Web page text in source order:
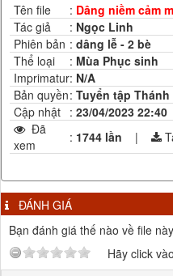
Tên file : Dâng niềm cảm
Tác giả
: Ngọc Linh
Phiên bản : dâng lễ - 2 bè
Thể loại
: Mùa Phục sinh
Imprimatur: N/A
Bản quyền: Tuyển tập
Cập nhật : 23/04/2023 22:40
Đã
xem
: 1744 lần |
ĐÁNH GIÁ
Bạn đánh giá thế nào về file
Hãy click